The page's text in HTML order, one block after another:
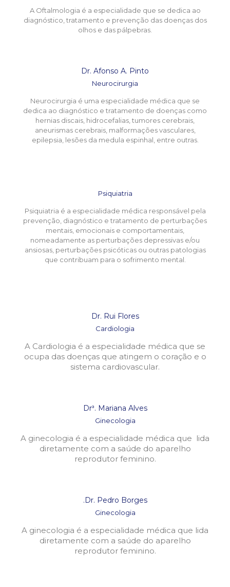
A Oftalmologia é a especialidade que se dedica ao
diagnóstico, tratamento e prevenção das doenças dos
olhos e das pálpebras.
Dr. Afonso A. Pinto
Neurocirurgia
Neurocirurgia é uma especialidade médica que se
dedica ao diagnóstico e tratamento de doenças como
hernias discais, hidrocefalias, tumores cerebrais,
aneurismas cerebrais, malformações vasculares,
epilepsia, lesões da medula espinhal, entre outras.
Psiquiatria
Psiquiatria é a especialidade médica responsável pela
prevenção, diagnóstico e tratamento de perturbações
mentais, emocionais e comportamentais,
nomeadamente as perturbações depressivas e/ou
ansiosas, perturbações psicóticas ou outras patologias
que contribuam para o sofrimento mental.
Dr. Rui Flores
Cardiologia
A Cardiologia é a especialidade médica que se
ocupa das doenças que atingem o coração e o
sistema cardiovascular.
Drª. Mariana Alves
Ginecologia
A ginecologia é a especialidade médica que lida
diretamente com a saúde do aparelho
reprodutor feminino.
.Dr. Pedro Borges
Ginecologia
A ginecologia é a especialidade médica que lida
diretamente com a saúde do aparelho
reprodutor feminino.